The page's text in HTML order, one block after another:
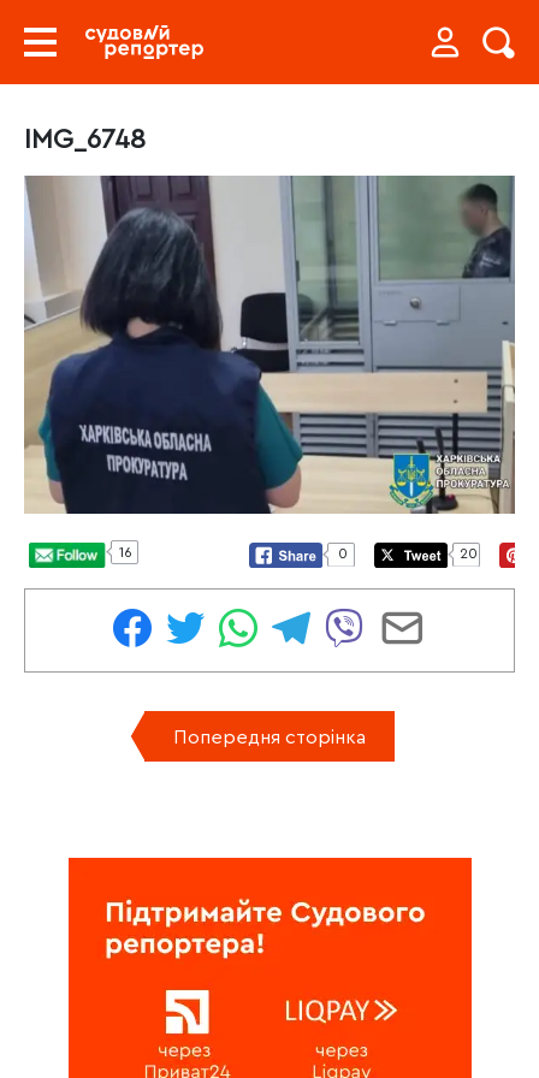
IMG_6748
16 0 20
Попередня сторінка